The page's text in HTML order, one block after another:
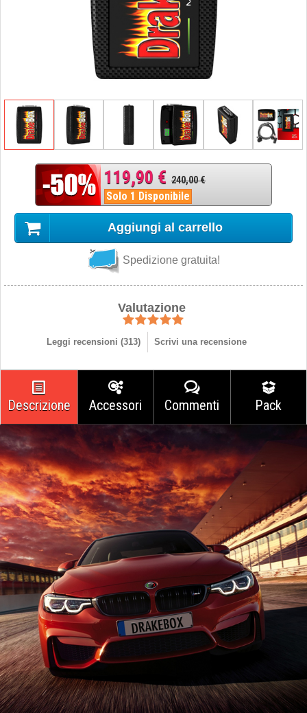
119,90 € 240,00 €
Solo 1 Disponibile
Aggiungi al carrello
Spedizione gratuita!
Valutazione
Leggi recensioni (313) Scrivi una recensione
Descrizione Accessori Commenti Pack